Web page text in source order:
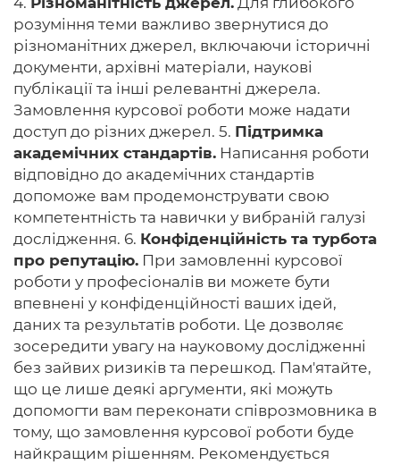
розуміння теми важливо звернутися до
різноманітних джерел, включаючи історичні
документи, архівні матеріали, наукові
публікації та інші релевантні джерела.
Замовлення курсової роботи може надати
доступ до різних джерел. 5. Підтримка
академічних стандартів. Написання роботи
відповідно до академічних стандартів
допоможе вам продемонструвати свою
компетентність та навички у вибраній галузі
дослідження. 6. Конфіденційність та турбота
про репутацію. При замовленні курсової
роботи у професіоналів ви можете бути
впевнені у конфіденційності ваших ідей,
даних та результатів роботи. Це дозволяє
зосередити увагу на науковому дослідженні
без зайвих ризиків та перешкод. Пам'ятайте,
що це лише деякі аргументи, які можуть
допомогти вам переконати співрозмовника в
тому, що замовлення курсової роботи буде
найкращим рішенням. Рекомендується